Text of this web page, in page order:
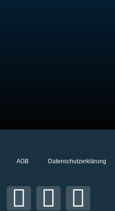
AGB Datenschutzerklärung